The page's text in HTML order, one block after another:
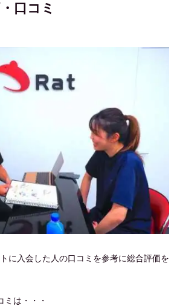
口コミ
に入会した人の口コミを参考に総合評価を
ミは・・・